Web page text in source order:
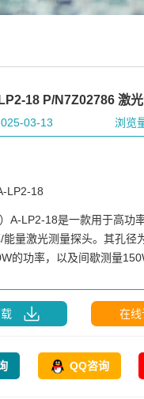
18 P/N7Z02786 激
03-13 浏览
LP2-18
A-LP2-18是一款用于高功
能量激光测量探头。其孔径
的功率，以及间歇测量
在线
QQ咨询